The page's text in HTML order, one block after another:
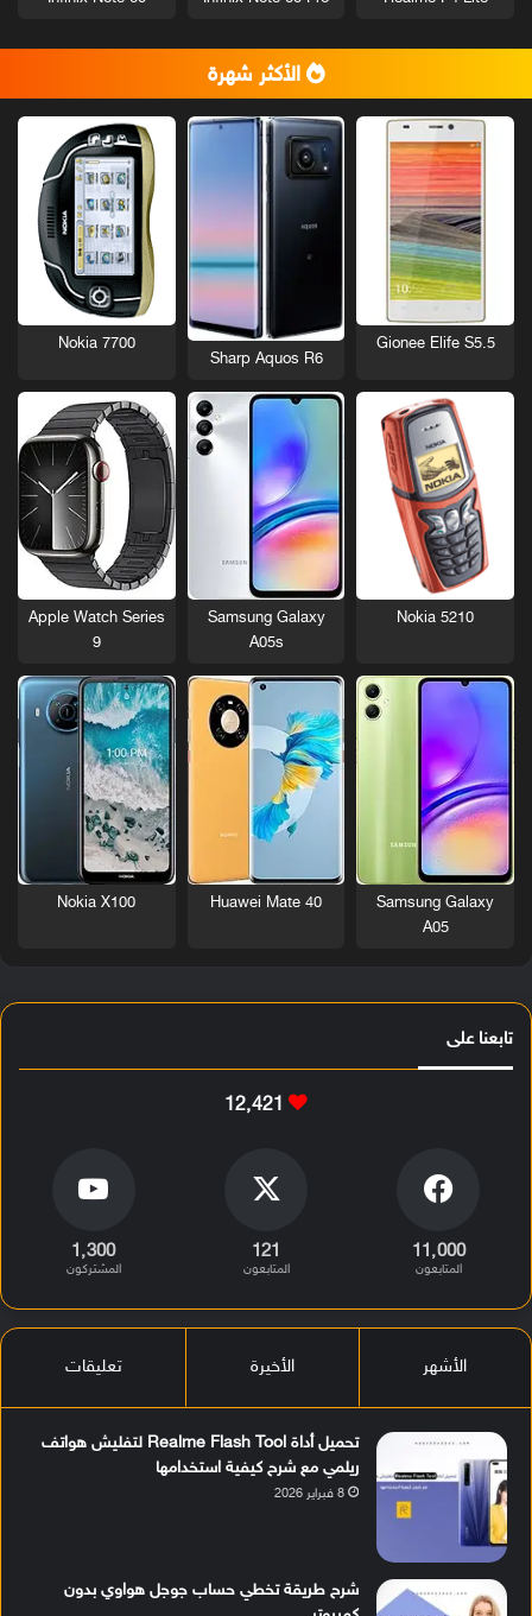
الأكثر شهرة
Gionee Elife S5.5
Sharp Aquos R6
Nokia 7700
Nokia 5210
Samsung Galaxy
A05s
Apple Watch Series
9
Samsung Galaxy
A05
Huawei Mate 40
Nokia X100
تابعنا على
12٬421
11٬000
المتابعون
121
المتابعون
1٬300
المشتركون
الأشهر الأخيرة تعليقات
تحميل أداة Realme Flash Tool لتفليش هواتف
ريلمي مع شرح كيفية استخدامها
8 فبراير 2026
شرح طريقة تخطي حساب جوجل هواوي بدون